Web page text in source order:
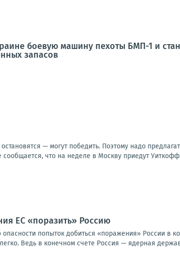
боевую машину пехоты БМП-1 и
запасов
— могут победить. Поэтому надо
что на неделе в Москву приедут
ЕС «поразить» Россию
попыток добиться «поражения» России в
Ведь в конечном счете Россия — ядерная